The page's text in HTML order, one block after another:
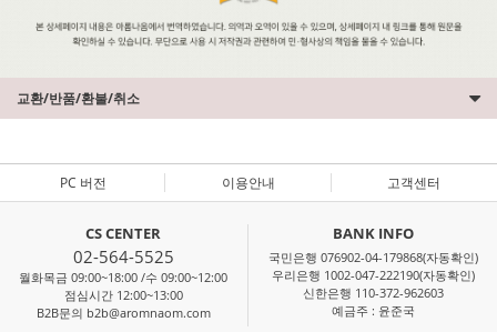
교환/반품/환불/취소
PC 버전 이용안내 고객센터
CS CENTER
02-564-5525
월화목금 09:00~18:00 /수 09:00~12:00
점심시간 12:00~13:00
B2B문의 b2b@aromnaom.com
BANK INFO
국민은행 076902-04-179868(자동확인)
우리은행 1002-047-222190(자동확인)
신한은행 110-372-962603
예금주 : 윤준국